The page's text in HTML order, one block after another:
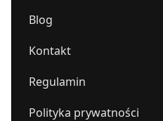
Blog
Kontakt
Regulamin
Polityka prywatności